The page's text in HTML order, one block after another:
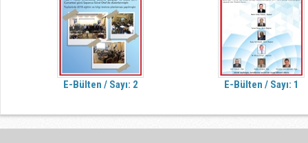
E-Bülten / Sayı: 2 E-Bülten / Sayı: 1